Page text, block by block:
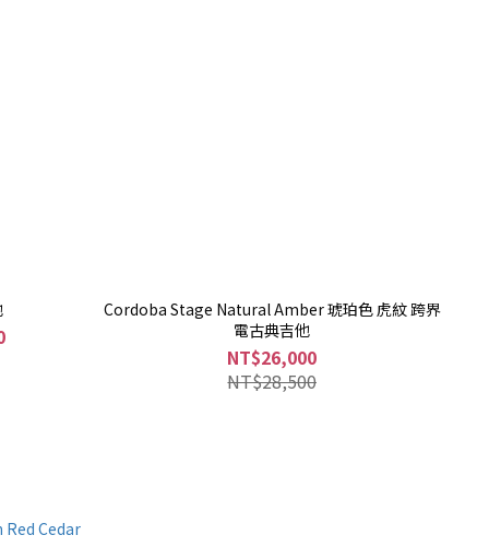
Cordoba Stage Natural Amber 琥珀色 虎紋 跨界
電古典吉他
NT$26,000
NT$28,500